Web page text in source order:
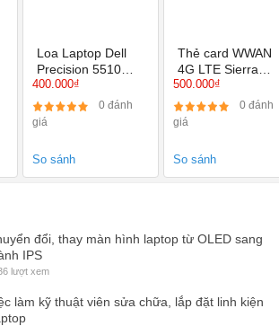
300 Nits
Miễn phí công nắp đặt
Toàn quốc
Loa Laptop Dell
Precision 5510
5520 5530
0TX47W 6 dây
dẫn
400.000₫
0 đánh
giá
So sánh
Thẻ card WWAN
4G LTE Sierra
Wireless EM7455
dùng cho
Thinkpad
500.000₫
0 đánh
giá
So sánh
đổi, thay màn hình laptop từ OLED sang
IPS
lượt xem
làm kỹ thuật viên sửa chữa, lắp đặt linh kiện